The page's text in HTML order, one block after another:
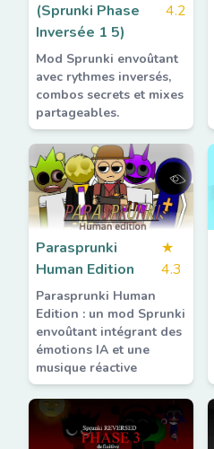
(Sprunki Phase
Inversée 1 5)
4.2
Mod Sprunki envoûtant
avec rythmes inversés,
combos secrets et mixes
partageables.
Parasprunki
Human Edition
★
4.3
Parasprunki Human
Edition : un mod Sprunki
envoûtant intégrant des
émotions IA et une
musique réactive